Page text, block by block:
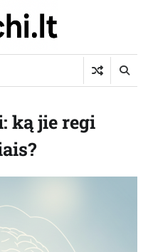
ką jie regi